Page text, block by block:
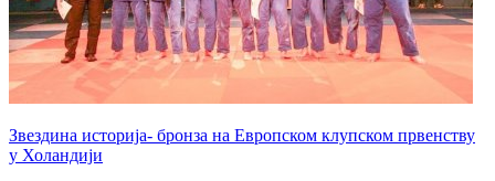
Звездина историја- бронза на Европском клупском првенству
у Холандији